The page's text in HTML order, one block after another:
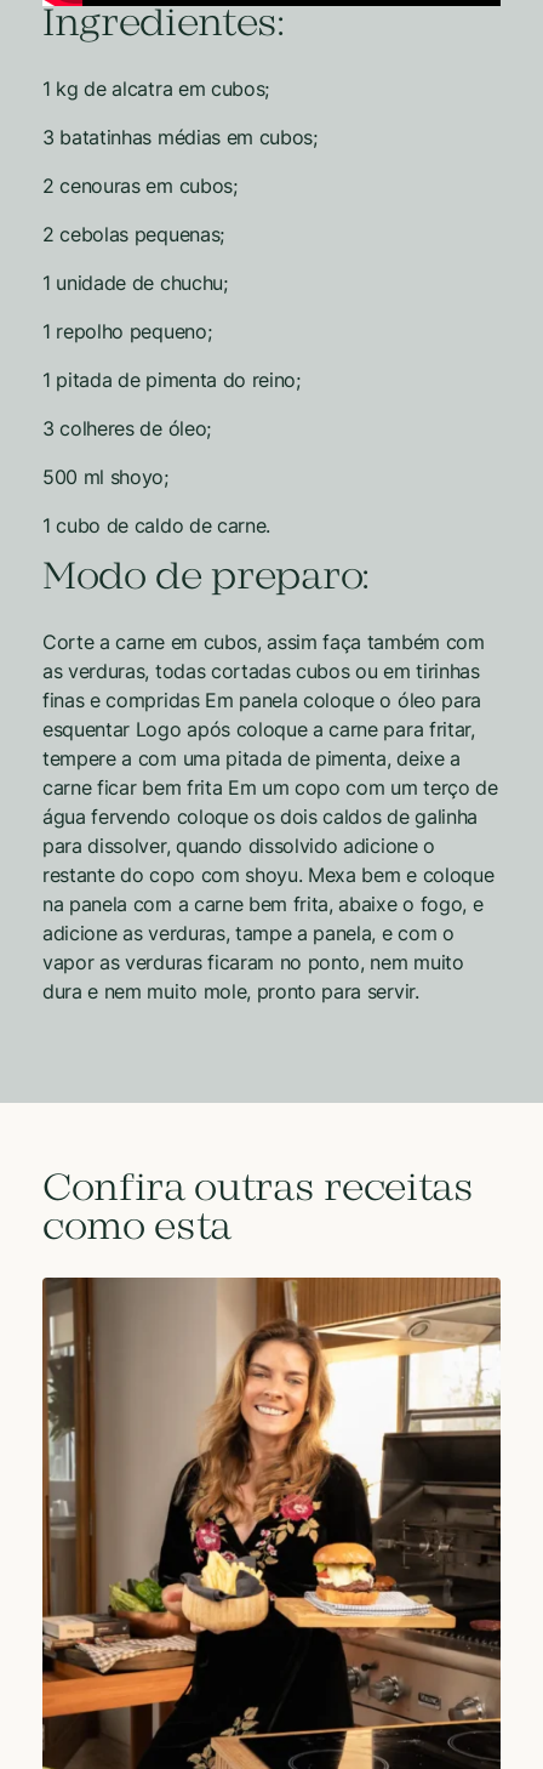
Ingredientes:
1 kg de alcatra em cubos;
3 batatinhas médias em cubos;
2 cenouras em cubos;
2 cebolas pequenas;
1 unidade de chuchu;
1 repolho pequeno;
1 pitada de pimenta do reino;
3 colheres de óleo;
500 ml shoyo;
1 cubo de caldo de carne.
Modo de preparo:
Corte a carne em cubos, assim faça também com
as verduras, todas cortadas cubos ou em tirinhas
finas e compridas Em panela coloque o óleo para
esquentar Logo após coloque a carne para fritar,
tempere a com uma pitada de pimenta, deixe a
carne ficar bem frita Em um copo com um terço de
água fervendo coloque os dois caldos de galinha
para dissolver, quando dissolvido adicione o
restante do copo com shoyu. Mexa bem e coloque
na panela com a carne bem frita, abaixe o fogo, e
adicione as verduras, tampe a panela, e com o
vapor as verduras ficaram no ponto, nem muito
dura e nem muito mole, pronto para servir.
Confira outras receitas
como esta